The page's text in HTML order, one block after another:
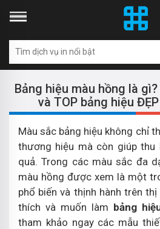
Bảng hiệu màu hồng là
và TOP bảng hiệu
Màu sắc bảng hiệu không chỉ
thương hiệu mà còn giúp thu
quả. Trong các màu sắc đa
màu hồng được xem là một
phổ biến và thịnh hành trên
thích và muốn làm bảng
tham khảo ngay các mẫu